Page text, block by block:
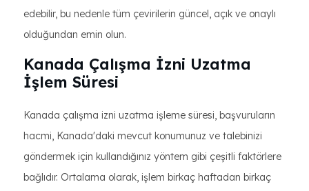
edebilir, bu nedenle tüm çevirilerin güncel, açık ve onaylı
olduğundan emin olun.
Kanada Çalışma İzni Uzatma
İşlem Süresi
Kanada çalışma izni uzatma işleme süresi, başvuruların
hacmi, Kanada'daki mevcut konumunuz ve talebinizi
göndermek için kullandığınız yöntem gibi çeşitli faktörlere
bağlıdır. Ortalama olarak, işlem birkaç haftadan birkaç